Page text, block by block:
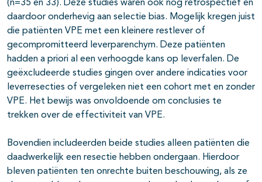
(n=35 en 33). Deze studies waren ook nog retrospectief en
daardoor onderhevig aan selectie bias. Mogelijk kregen juist
die patiënten VPE met een kleinere restlever of
gecompromitteerd leverparenchym. Deze patiënten
hadden a priori al een verhoogde kans op leverfalen. De
geëxcludeerde studies gingen over andere indicaties voor
leverresecties of vergeleken niet een cohort met en zonder
VPE. Het bewijs was onvoldoende om conclusies te
trekken over de effectiviteit van VPE.
Bovendien includeerden beide studies alleen patiënten die
daadwerkelijk een resectie hebben ondergaan. Hierdoor
bleven patiënten ten onrechte buiten beschouwing, als ze